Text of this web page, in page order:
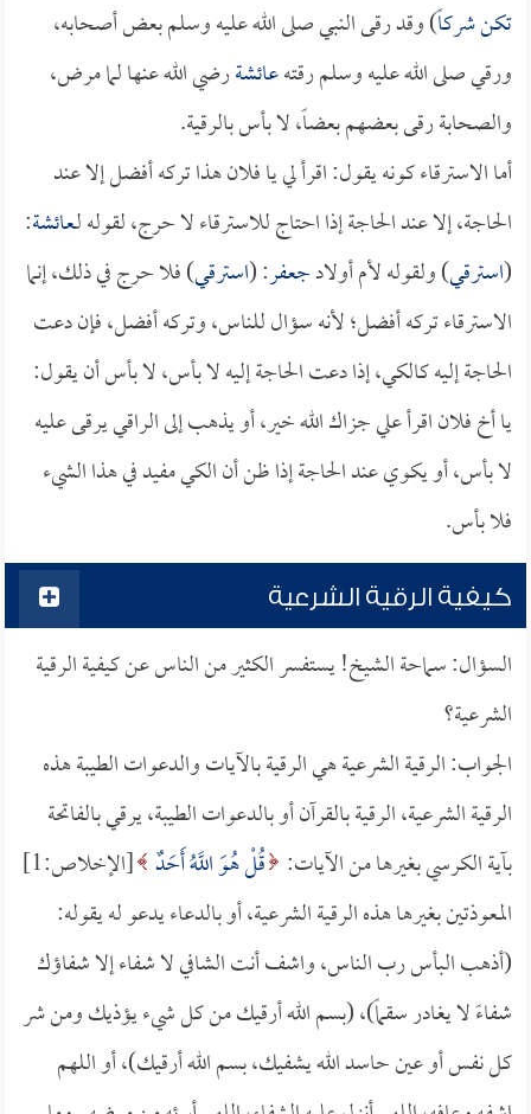
تكن شركاً) وقد رقى النبي صلى الله عليه وسلم بعض أصحابه،
ورقي صلى الله عليه وسلم رقتهعائشةرضي الله عنها لما مرض،
والصحابة رقى بعضهم بعضاً، لا بأس بالرقية.
أما الاسترقاء كونه يقول: اقرأ لي يا فلان هذا تركه أفضل إلا عند
الحاجة، إلا عند الحاجة إذا احتاج للاسترقاء لا حرج، لقوله لـعائشة:
(استرقي) ولقوله لأم أولادجعفر: (استرقي) فلا حرج في ذلك، إنما
الاسترقاء تركه أفضل؛ لأنه سؤال للناس، وتركه أفضل، فإن دعت
الحاجة إليه كالكي، إذا دعت الحاجة إليه لا بأس، لا بأس أن يقول:
يا أخ فلان اقرأ علي جزاك الله خير، أو يذهب إلى الراقي يرقى عليه
لا بأس، أو يكوي عند الحاجة إذا ظن أن الكي مفيد في هذا الشيء
فلا بأس.
كيفية الرقية الشرعية
السؤال: سماحة الشيخ! يستفسر الكثير من الناس عن كيفية الرقية
الشرعية؟
الجواب: الرقية الشرعية هي الرقية بالآيات والدعوات الطيبة هذه
الرقية الشرعية، الرقية بالقرآن أو بالدعوات الطيبة، يرقي بالفاتحة
بآية الكرسي بغيرها من الآيات: قُلْ هُوَ اللَّهُ أَحَدٌ
[الإخلاص:1]
المعوذتين بغيرها هذه الرقية الشرعية، أو بالدعاء يدعو له يقوله:
(أذهب البأس رب الناس، واشف أنت الشافي لا شفاء إلا شفاؤك
شفاءً لا يغادر سقماً)، (بسم الله أرقيك من كل شيء يؤذيك ومن شر
كل نفس أو عين حاسد الله يشفيك، بسم الله أرقيك)، أو اللهم